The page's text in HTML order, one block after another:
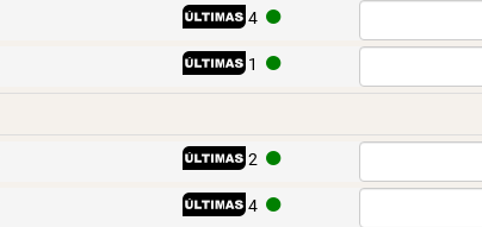
I4 H
I1 H
I2 H
I4 H